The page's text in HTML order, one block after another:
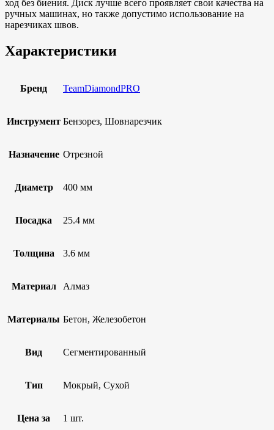
ход без биения. Диск лучше всего проявляет свои качества на
ручных машинах, но также допустимо использование на
нарезчиках швов.
Характеристики
Бренд TeamDiamondPRO
Инструмент Бензорез, Шовнарезчик
Назначение Отрезной
Диаметр 400 мм
Посадка 25.4 мм
Толщина 3.6 мм
Материал Алмаз
Материалы Бетон, Железобетон
Вид Сегментированный
Тип Мокрый, Сухой
Цена за 1 шт.